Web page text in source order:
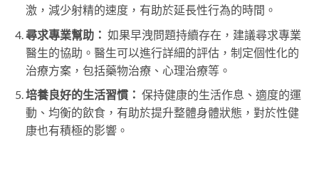
激，減少射精的速度，有助於延長性行為的時間。
尋求專業幫助： 如果早洩問題持續存在，建議尋求專業
醫生的協助。醫生可以進行詳細的評估，制定個性化的
治療方案，包括藥物治療、心理治療等。
培養良好的生活習慣： 保持健康的生活作息、適度的運
動、均衡的飲食，有助於提升整體身體狀態，對於性健
康也有積極的影響。